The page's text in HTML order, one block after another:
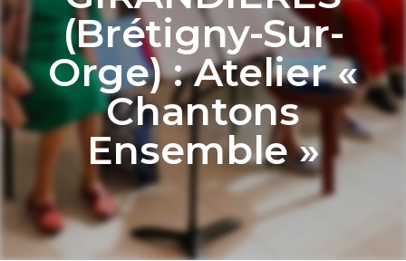
(Brétigny-Sur-
Orge) : Atelier «
Chantons
Ensemble »